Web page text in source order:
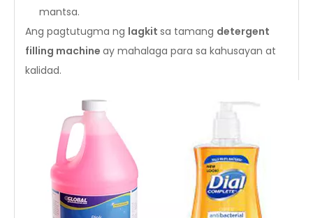
mantsa.
Ang pagtutugma ng lagkit sa tamang detergent
filling machine ay mahalaga para sa kahusayan at
kalidad.